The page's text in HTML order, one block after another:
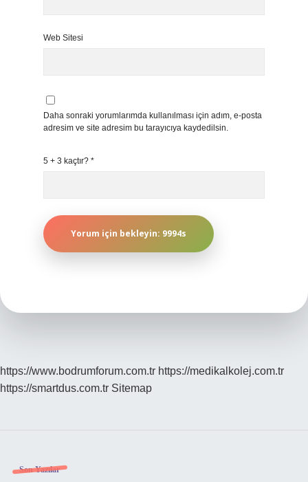
Web Sitesi
Daha sonraki yorumlarımda kullanılması için adım, e-posta
adresim ve site adresim bu tarayıcıya kaydedilsin.
5 + 3 kaçtır? *
https://www.bodrumforum.com.tr https://medikalkolej.com.tr
https://smartdus.com.tr Sitemap
Son Yazılar